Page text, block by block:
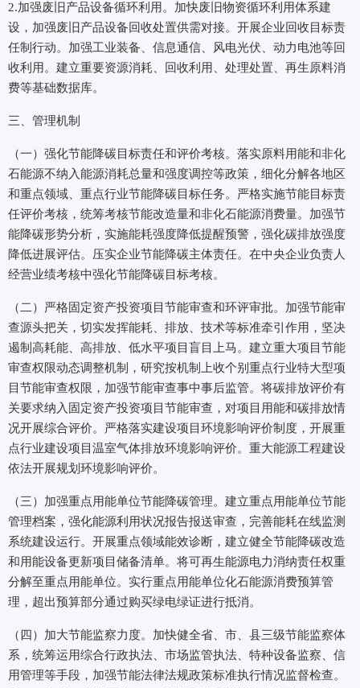
2.加强废旧产品设备循环利用。加快废旧物资循环利用体系建
设，加强废旧产品设备回收处置供需对接。开展企业回收目标责
任制行动。加强工业装备、信息通信、风电光伏、动力电池等回
收利用。建立重要资源消耗、回收利用、处理处置、再生原料消
费等基础数据库。
三、管理机制
（一）强化节能降碳目标责任和评价考核。落实原料用能和非化
石能源不纳入能源消耗总量和强度调控等政策，细化分解各地区
和重点领域、重点行业节能降碳目标任务。严格实施节能目标责
任评价考核，统筹考核节能改造量和非化石能源消费量。加强节
能降碳形势分析，实施能耗强度降低提醒预警，强化碳排放强度
降低进展评估。压实企业节能降碳主体责任。在中央企业负责人
经营业绩考核中强化节能降碳目标考核。
（二）严格固定资产投资项目节能审查和环评审批。加强节能审
查源头把关，切实发挥能耗、排放、技术等标准牵引作用，坚决
遏制高耗能、高排放、低水平项目盲目上马。建立重大项目节能
审查权限动态调整机制，研究按机制上收个别重点行业特大型项
目节能审查权限，加强节能审查事中事后监管。将碳排放评价有
关要求纳入固定资产投资项目节能审查，对项目用能和碳排放情
况开展综合评价。严格落实建设项目环境影响评价制度，开展重
点行业建设项目温室气体排放环境影响评价。重大能源工程建设
依法开展规划环境影响评价。
（三）加强重点用能单位节能降碳管理。建立重点用能单位节能
管理档案，强化能源利用状况报告报送审查，完善能耗在线监测
系统建设运行。开展重点领域能效诊断，建立健全节能降碳改造
和用能设备更新项目储备清单。将可再生能源电力消纳责任权重
分解至重点用能单位。实行重点用能单位化石能源消费预算管
理，超出预算部分通过购买绿电绿证进行抵消。
（四）加大节能监察力度。加快健全省、市、县三级节能监察体
系，统筹运用综合行政执法、市场监管执法、特种设备监察、信
用管理等手段，加强节能法律法规政策标准执行情况监督检查。